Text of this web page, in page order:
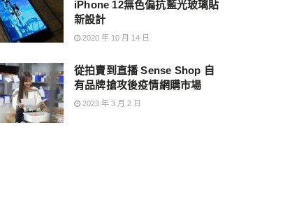
iPhone 12無色偏抗藍光玻璃貼
新設計
2020 年 10 月 14 日
從拍賣到直播 Sense Shop 自
有品牌搶攻後疫情網購市場
2023 年 3 月 2 日